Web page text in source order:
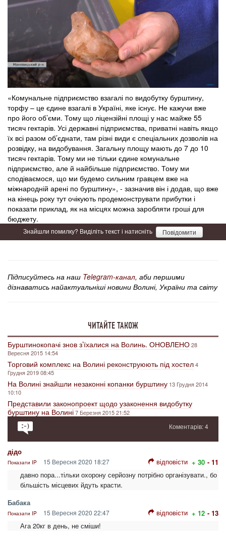
«Комунальне підприємство взагалі по видобутку бурштину,
торфу – це єдине взагалі в Україні, яке існує. Не кажучи вже
про його об’єми. Тому що ліцензійні площі у нас майже 55
тисяч гектарів. Усі державні підприємства, приватні навіть якщо
їх всі разом об’єднати, там різні види є спеціальних дозволів на
розвідку, на видобування. Загальну площу мають до 7 до 10
тисяч гектарів. Тому ми не тільки єдине комунальне
підприємство, але й найбільше підприємство. Тому ми
сподіваємося, що ми будемо сильним гравцем вже на
міжнародній арені по бурштину», - зазначив він і додав, що вже
на кінець року тут очікують продемонструвати прибутки і
показати приклад, як на місцях можна заробляти гроші для
бюджету.
Знайшли помилку? Виділіть текст і натисніть Повідомити
Підписуйтесь на наш Telegram-канал, аби першими
дізнаватись найактуальніші новини Волині, України та світу
ЧИТАЙТЕ ТАКОЖ
Бурштинокопачі знов з’їхалися на Волинь. ОНОВЛЕНО28
Вересня 2015 14:54
Торговий комплекс на Волині реконструюють під хостел4
Грудня 2019 08:45
На Волині знайшли незаконні копанки бурштину 13 Грудня 2014
10:10
Представили законопроект щодо узаконення видобутку
бурштину на Волині7 Березня 2015 21:52
Коментарів: 4
дідо
Показати IP 15 Вересня 2020 18:27 відповісти + 30 - 11
давно пора...тільки охорону серйозну потрібно організувати., бо
більшість місцевих йдуть красти.
Бабака
Показати IP 15 Вересня 2020 22:47 відповісти + 12 - 13
Ага 20кг в день, не сміши!